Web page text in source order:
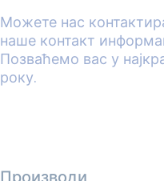
Можете нас
наше контакт
Позваћемо вас у
року.